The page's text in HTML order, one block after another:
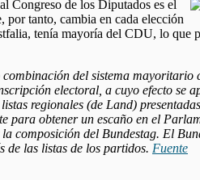
Congreso de los Diputados es el
por tanto, cambia en cada elección
tenía mayoría del CDU, lo
del sistema
electoral, a cuyo efecto se
regionales (de Land)
obtener un escaño en el
del Bundestag. El
de las listas de los partidos. Fuente